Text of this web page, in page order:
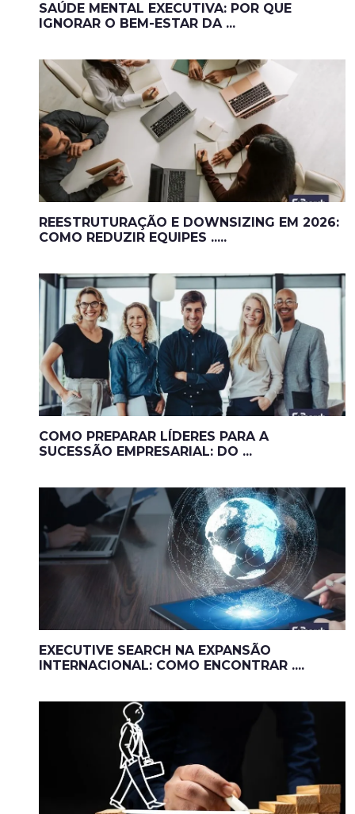
SAÚDE MENTAL EXECUTIVA: POR QUE
IGNORAR O BEM-ESTAR DA ...
REESTRUTURAÇÃO E DOWNSIZING EM 2026:
COMO REDUZIR EQUIPES .....
COMO PREPARAR LÍDERES PARA A
SUCESSÃO EMPRESARIAL: DO ...
EXECUTIVE SEARCH NA EXPANSÃO
INTERNACIONAL: COMO ENCONTRAR ....